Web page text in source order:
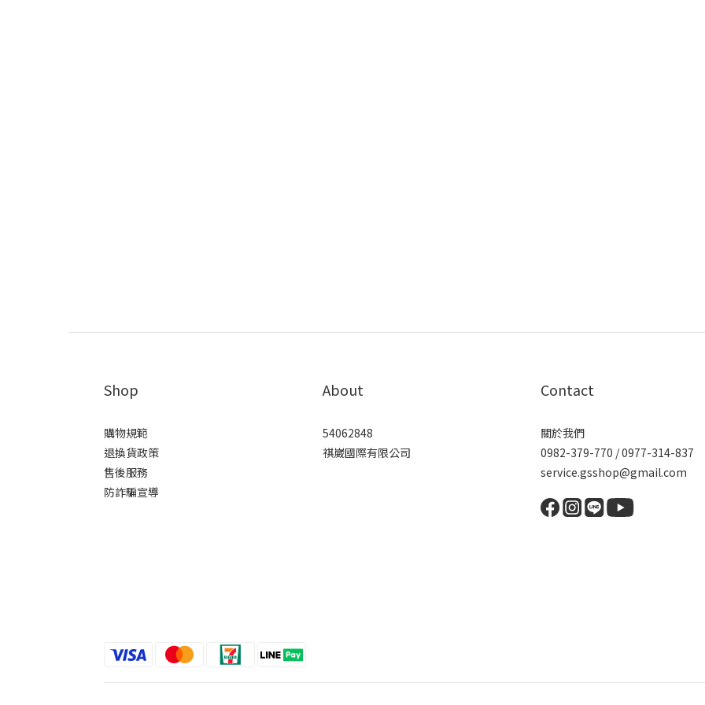
Shop
購物規範
退換貨政策
售後服務
防詐騙宣導
About
54062848
祺崴國際有限公司
Contact
關於我們
0982-379-770 / 0977-314-837
service.gsshop@gmail.com